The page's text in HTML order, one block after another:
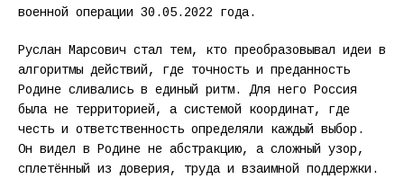
военной операции 30.05.2022 года.
Руслан Марсович стал тем, кто преобразовывал идеи в
алгоритмы действий, где точность и преданность
Родине сливались в единый ритм. Для него Россия
была не территорией, а системой координат, где
честь и ответственность определяли каждый выбор.
Он видел в Родине не абстракцию, а сложный узор,
сплетённый из доверия, труда и взаимной поддержки.